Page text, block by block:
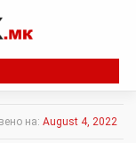
на: August 4, 2022